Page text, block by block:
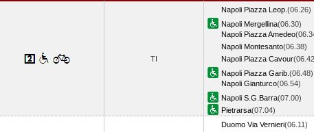
TI
Napoli Piazza Leop. (06.26)
Napoli Mergellina(06.30)
Napoli Piazza Amedeo
Napoli Montesanto(06.38)
Napoli Piazza Cavour
Napoli Piazza Garib. (06.48)
Napoli Gianturco(06.54)
Napoli S.G.Barra(07.00)
Pietrarsa(07.04)
Duomo Via Vernieri(06.11)